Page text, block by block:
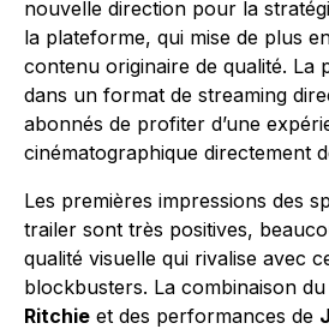
nouvelle direction pour la
la plateforme, qui mise de plus
contenu originaire de qualité. La
dans un format de streaming
abonnés de profiter d’une
cinématographique directement
Les premières impressions des
trailer sont très positives,
qualité visuelle qui rivalise avec
blockbusters. La combinaison
Ritchie et des performances de